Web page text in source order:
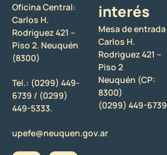
Oficina Central:
Carlos H.
Rodriguez 421 –
Piso 2. Neuquén
(8300)
Tel.: (0299) 449-
6739 / (0299)
449-5333.
upefe@neuquen.gov.ar
interés
Mesa de entrada
Carlos H.
Rodriguez 421 –
Piso 2
Neuquén (CP:
8300)
(0299) 449-6739